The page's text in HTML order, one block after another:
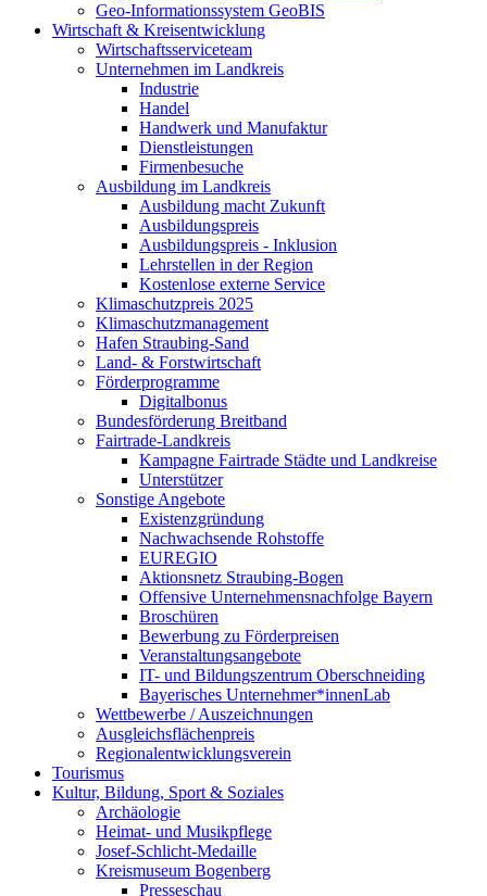
Geo-Informationssystem GeoBIS
Wirtschaft & Kreisentwicklung
Wirtschaftsserviceteam
Unternehmen im Landkreis
Industrie
Handel
Handwerk und Manufaktur
Dienstleistungen
Firmenbesuche
Ausbildung im Landkreis
Ausbildung macht Zukunft
Ausbildungspreis
Ausbildungspreis - Inklusion
Lehrstellen in der Region
Kostenlose externe Service
Klimaschutzpreis 2025
Klimaschutzmanagement
Hafen Straubing-Sand
Land- & Forstwirtschaft
Förderprogramme
Digitalbonus
Bundesförderung Breitband
Fairtrade-Landkreis
Kampagne Fairtrade Städte und Landkreise
Unterstützer
Sonstige Angebote
Existenzgründung
Nachwachsende Rohstoffe
EUREGIO
Aktionsnetz Straubing-Bogen
Offensive Unternehmensnachfolge Bayern
Broschüren
Bewerbung zu Förderpreisen
Veranstaltungsangebote
IT- und Bildungszentrum Oberschneiding
Bayerisches Unternehmer*innenLab
Wettbewerbe / Auszeichnungen
Ausgleichsflächenpreis
Regionalentwicklungsverein
Tourismus
Kultur, Bildung, Sport & Soziales
Archäologie
Heimat- und Musikpflege
Josef-Schlicht-Medaille
Kreismuseum Bogenberg
Presseschau